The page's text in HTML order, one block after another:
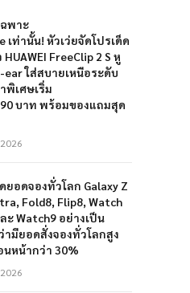
พาะ
เท่านั้น! หัวเว่ยจัดโปรเด็ด
FreeClip 2 S หู
ear ใส่สบายเหนือระดับ
พิเศษเริ่ม
บาท พร้อมของแถมสุด
ยอดจองทั่วโลก Galaxy Z
Fold8, Flip8, Watch
ะ Watch9 อย่างเป็น
ามียอดสั่งจองทั่วโลกสูง
หน้ากว่า 30%